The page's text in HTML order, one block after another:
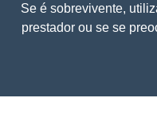
Se é sobrevivente,
prestador ou se se